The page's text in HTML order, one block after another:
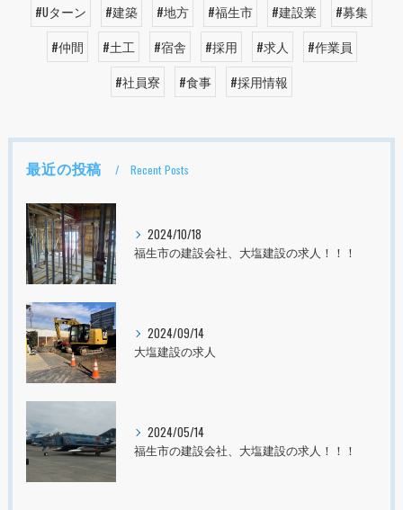
#Uターン
#建築 #地方 #福生市 #建設業
#募集
#仲間
#土工 #宿舎 #採用 #求人
#作業員
#社員寮
#食事 #採用情報
最近の投稿 Recent Posts
2024/10/18
福生市の建設会社、大塩建設の求人！！！
2024/09/14
大塩建設の求人
2024/05/14
福生市の建設会社、大塩建設の求人！！！